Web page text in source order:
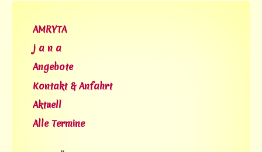
AMRYTA
j a n a
Angebote
Kontakt & Anfahrt
Aktuell
Alle Termine